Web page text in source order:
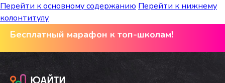
Перейти к основному содержанию Перейти к нижнему
колонтитулу
Бесплатный марафон к топ-школам!